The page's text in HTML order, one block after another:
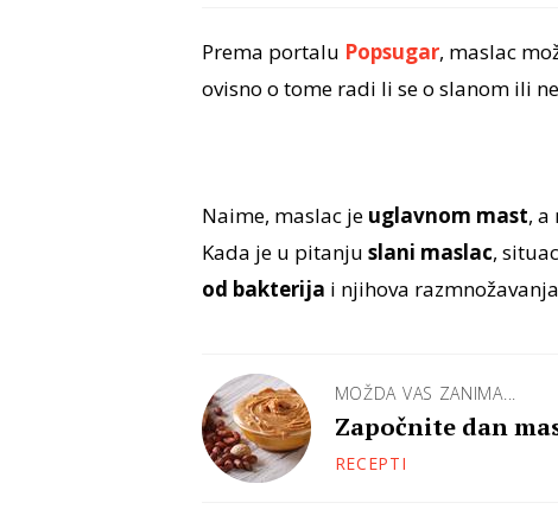
Prema portalu Popsugar, maslac
ovisno o tome radi li se o slanom ili
Naime, maslac je uglavnom mast, a
Kada je u pitanju slani maslac,
od bakterija i njihova
MOŽDA VAS ZANIMA...
Započnite dan
RECEPTI